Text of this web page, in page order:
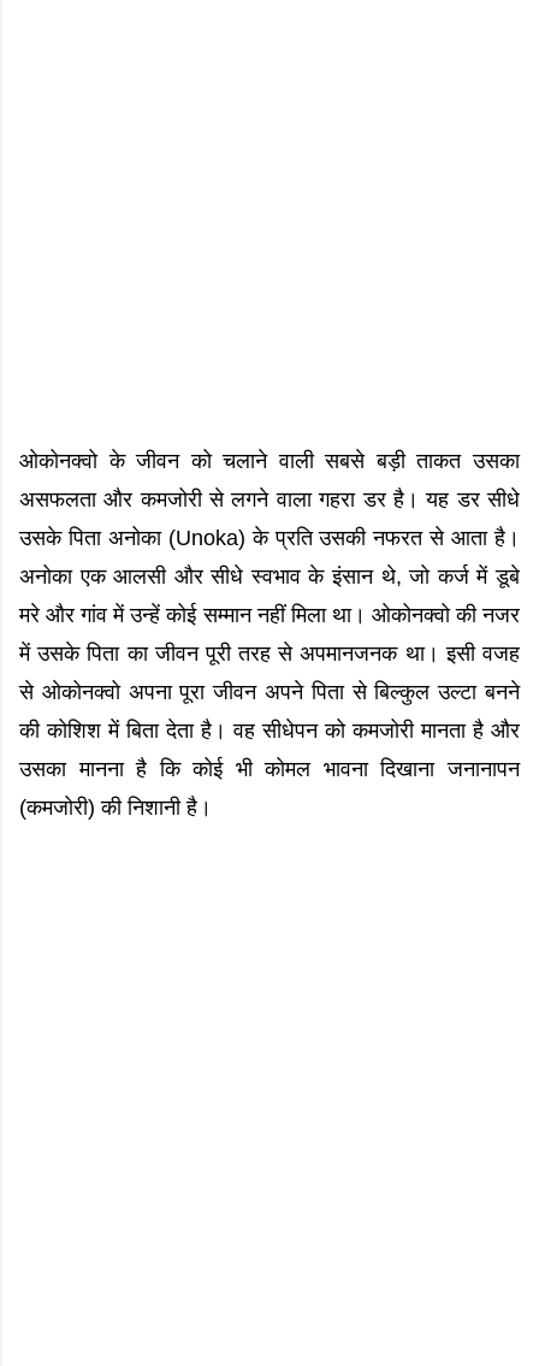
ओकोनक्वो के जीवन को चलाने वाली सबसे बड़ी ताकत उसका
असफलता और कमजोरी से लगने वाला गहरा डर है। यह डर सीधे
उसके पिता अनोका (Unoka) के प्रति उसकी नफरत से आता है।
अनोका एक आलसी और सीधे स्वभाव के इंसान थे, जो कर्ज में डूबे
मरे और गांव में उन्हें कोई सम्मान नहीं मिला था। ओकोनक्वो की नजर
में उसके पिता का जीवन पूरी तरह से अपमानजनक था। इसी वजह
से ओकोनक्वो अपना पूरा जीवन अपने पिता से बिल्कुल उल्टा बनने
की कोशिश में बिता देता है। वह सीधेपन को कमजोरी मानता है और
उसका मानना है कि कोई भी कोमल भावना दिखाना जनानापन
(कमजोरी) की निशानी है।